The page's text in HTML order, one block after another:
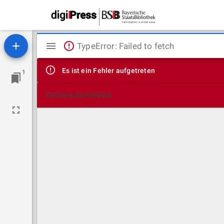
1
Mirador
Viewer
TypeError: Failed to fetch
Es ist ein Fehler aufgetreten
Technische Details